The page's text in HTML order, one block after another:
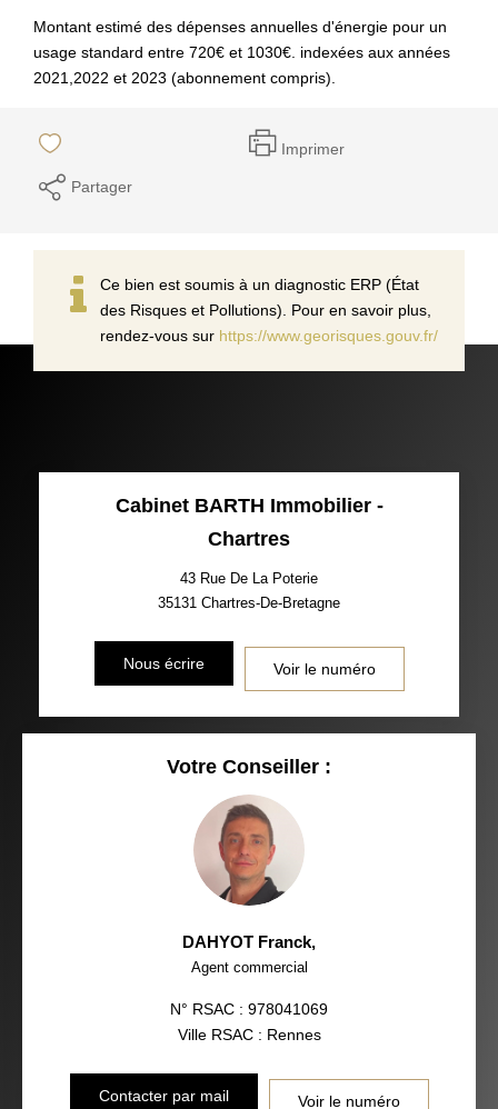
Montant estimé des dépenses annuelles d'énergie pour un
usage standard entre 720€ et 1030€. indexées aux années
2021,2022 et 2023 (abonnement compris).
Imprimer
Partager
Ce bien est soumis à un diagnostic ERP (État
des Risques et Pollutions). Pour en savoir plus,
rendez-vous sur https://www.georisques.gouv.fr/
Cabinet BARTH Immobilier -
Chartres
43 Rue De La Poterie
35131 Chartres-De-Bretagne
Nous écrire Voir le numéro
Votre Conseiller :
DAHYOT Franck,
Agent commercial
N° RSAC : 978041069
Ville RSAC : Rennes
Contacter par mail Voir le numéro